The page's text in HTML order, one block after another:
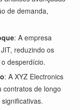
de demanda,
: A empresa
reduzindo os
desperdício.
: A XYZ Electronics
contratos de longo